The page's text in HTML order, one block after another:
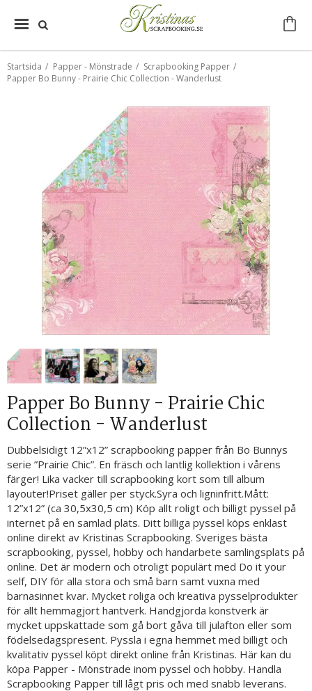
Startsida / Papper - Mönstrade / Scrapbooking Papper /
Papper Bo Bunny - Prairie Chic Collection - Wanderlust
Papper Bo Bunny - Prairie Chic
Collection - Wanderlust
Dubbelsidigt 12”x12” scrapbooking papper från Bo Bunnys
serie ”Prairie Chic”. En fräsch och lantlig kollektion i vårens
färger! Lika vacker till scrapbooking kort som till album
layouter!Priset gäller per styck.Syra och ligninfritt.Mått:
12”x12” (ca 30,5x30,5 cm) Köp allt roligt och billigt pyssel på
internet på en samlad plats. Ditt billiga pyssel köps enklast
online direkt av Kristinas Scrapbooking. Sveriges bästa
scrapbooking, pyssel, hobby och handarbete samlingsplats på
online. Det är modern och otroligt populärt med Do it your
self, DIY för alla stora och små barn samt vuxna med
barnasinnet kvar. Mycket roliga och kreativa pysselprodukter
för allt hemmagjort hantverk. Handgjorda konstverk är
mycket uppskattade som gå bort gåva till julafton eller som
födelsedagspresent. Pyssla i egna hemmet med billigt och
kvalitativ pyssel köpt direkt online från Kristinas. Här kan du
köpa Papper - Mönstrade inom pyssel och hobby. Handla
Scrapbooking Papper till lågt pris och med snabb leverans.